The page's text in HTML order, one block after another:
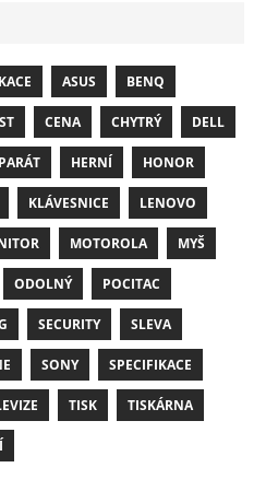
ASUS BENQ
CENA CHYTRÝ DELL
HERNÍ HONOR
KLÁVESNICE LENOVO
MOTOROLA MYŠ
ODOLNÝ POCITAC
SECURITY SLEVA
SONY SPECIFIKACE
TISK TISKÁRNA